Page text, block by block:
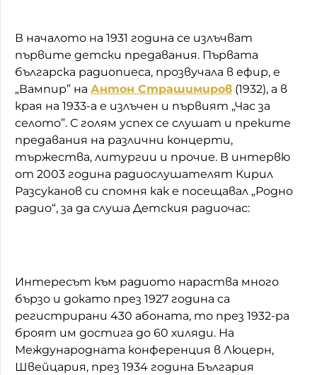
В началото на 1931 година се излъчват
първите детски предавания. Първата
българска радиопиеса, прозвучала в ефир, е
„Вампир” на Антон Страшимиров (1932), а в
края на 1933-а е излъчен и първият „Час за
селото”. С голям успех се слушат и преките
предавания на различни концерти,
тържества, литургии и прочие. В интервю
от 2003 година радиослушателят Кирил
Разсуканов си спомня как е посещавал „Родно
радио“, за да слуша Детския радиочас:
Интересът към радиото нараства много
бързо и докато през 1927 година са
регистрирани 430 абоната, то през 1932-ра
броят им достига до 60 хиляди. На
Международната конференция в Люцерн,
Швейцария, през 1934 година България